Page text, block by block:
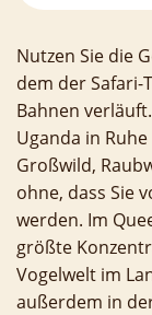
Nutzen Sie die
dem der
Bahnen
Uganda in
Großwild,
ohne, dass Sie
werden. Im
größte
Vogelwelt im
außerdem in